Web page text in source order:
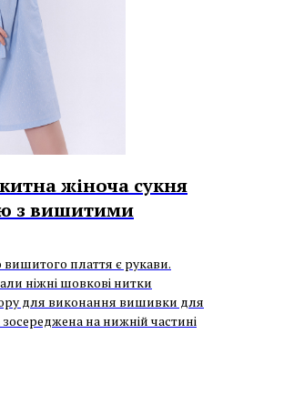
жіноча сукня
з вишитими
плаття є рукави.
ніжні шовкові нитки
для виконання вишивки для
зосереджена на нижній частині